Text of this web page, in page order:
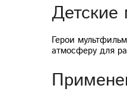
Детские
Герои
атмосферу для